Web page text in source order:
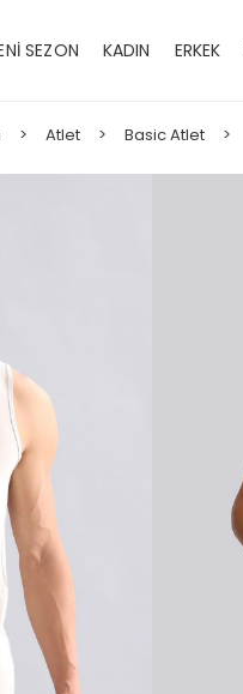
SEZON KADIN ERKEK
Atlet Basic Atlet